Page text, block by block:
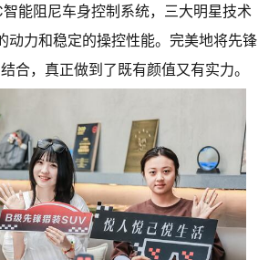
能阻尼车身控制系统，三大明星技术
动力和稳定的操控性能。完美地将先锋
合，真正做到了既有颜值又有实力。